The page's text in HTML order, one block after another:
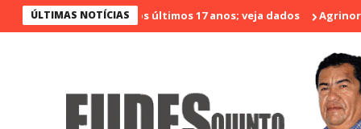
ÚLTIMAS NOTÍCIAS
o menos violento nos últimos 17 anos; veja dados Agrinort em